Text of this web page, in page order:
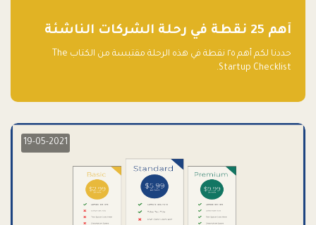
أهم 25 نقطة في رحلة الشركات الناشئة
حددنا لكم أهم ٢٥ نقطة في هذه الرحلة مقتبسة من الكتاب The
Startup Checklist.
19-05-2021